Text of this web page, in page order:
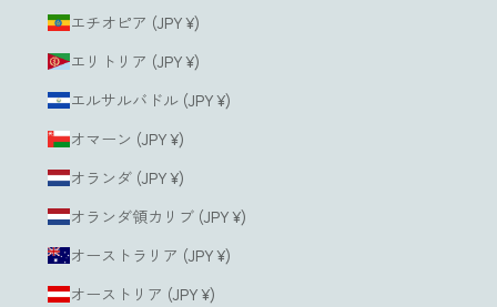
エチオピア (JPY ¥)
エリトリア (JPY ¥)
エルサルバドル (JPY ¥)
オマーン (JPY ¥)
オランダ (JPY ¥)
オランダ領カリブ (JPY ¥)
オーストラリア (JPY ¥)
オーストリア (JPY ¥)